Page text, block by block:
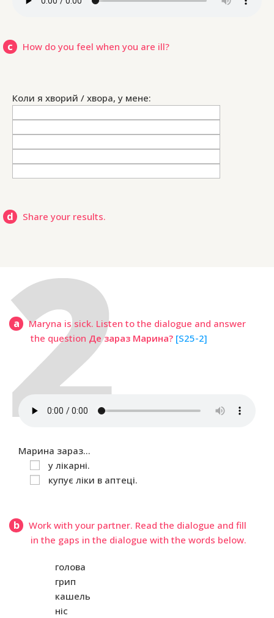
c How do you feel when you are ill?
Коли я хворий / хвора, у мене:
d Share your results.
a
Maryna is sick. Listen to the dialogue and answer
the question Де зараз Марина? [S25-2]
Марина зараз…
у лікарні.
купує ліки в аптеці.
b
Work with your partner. Read the dialogue and fill
in the gaps in the dialogue with the words below.
голова
грип
кашель
ніс